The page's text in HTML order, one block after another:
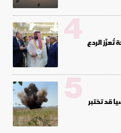
تُعزّز الردع 4
قد تختبر 5